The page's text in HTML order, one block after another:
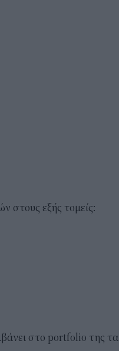
στους εξής τομείς:
στο portfolio της τα